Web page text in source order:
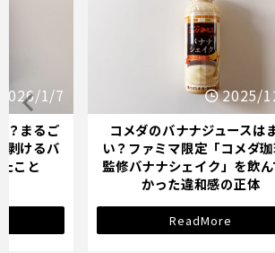
2025/12/27
コメダのバナナジュースはまず
い？ファミマ限定「コメダ珈琲店
監修バナナシェイク」を飲んで分
かった違和感の正体
ReadMore